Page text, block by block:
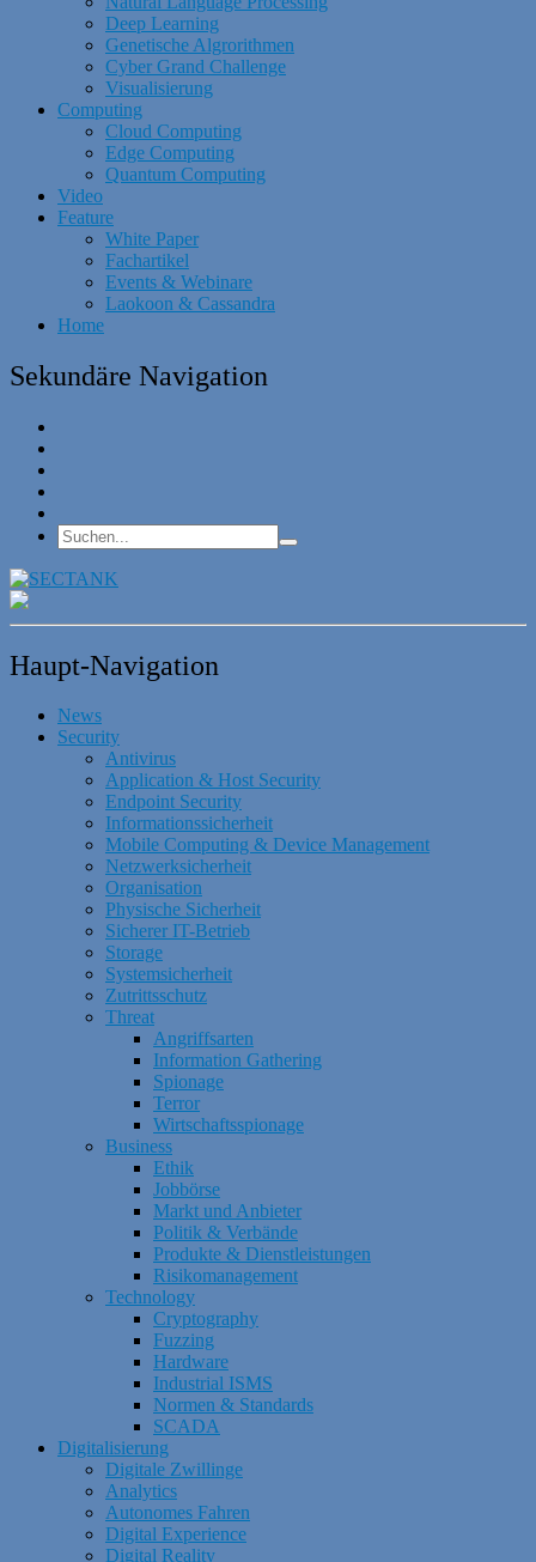
Deep Learning
Genetische Algrorithmen
Cyber Grand Challenge
Visualisierung
Computing
Cloud Computing
Edge Computing
Quantum Computing
Video
Feature
White Paper
Fachartikel
Events & Webinare
Laokoon & Cassandra
Home
Sekundäre Navigation
Haupt-Navigation
News
Security
Antivirus
Application & Host Security
Endpoint Security
Informationssicherheit
Mobile Computing & Device Management
Netzwerksicherheit
Organisation
Physische Sicherheit
Sicherer IT-Betrieb
Storage
Systemsicherheit
Zutrittsschutz
Threat
Angriffsarten
Information Gathering
Spionage
Terror
Wirtschaftsspionage
Business
Ethik
Jobbörse
Markt und Anbieter
Politik & Verbände
Produkte & Dienstleistungen
Risikomanagement
Technology
Cryptography
Fuzzing
Hardware
Industrial ISMS
Normen & Standards
SCADA
Digitalisierung
Digitale Zwillinge
Analytics
Autonomes Fahren
Digital Experience
Digital Reality